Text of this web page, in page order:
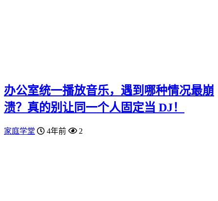
办公室统一播放音乐，遇到哪种情况最崩
溃？真的别让同一个人固定当 DJ！
家庭学堂 4年前 2